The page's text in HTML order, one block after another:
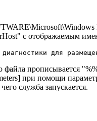
с отображаемым
прописывается
при помощи
служба запускается.